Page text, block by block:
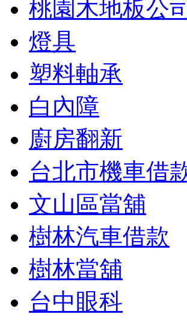
桃園木地板公司
燈具
塑料軸承
白內障
廚房翻新
台北市機車借
文山區當舖
樹林汽車借款
樹林當舖
台中眼科